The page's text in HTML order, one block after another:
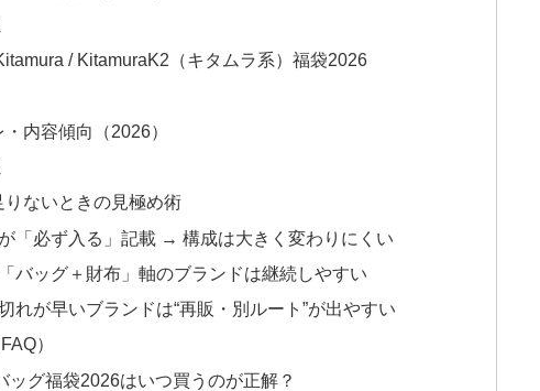
/ KitamuraK2（キタムラ系）福袋2026
内容傾向（2026）
ないときの見極め術
「必ず入る」記載 → 構成は大きく変わりにくい
バッグ＋財布」軸のブランドは継続しやすい
れが早いブランドは“再販・別ルート”が出やすい
）
ッグ福袋2026はいつ買うのが正解？